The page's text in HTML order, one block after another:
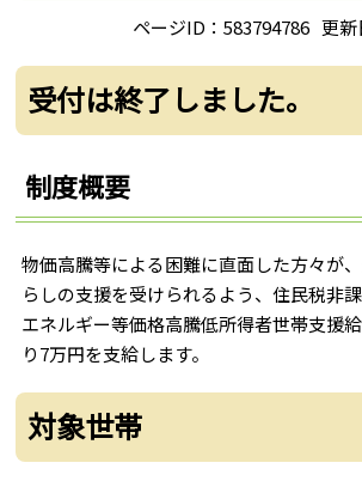
ページID：583794786 更新
受付は終了しました。
制度概要
物価高騰等による困難に直面した方々が
らしの支援を受けられるよう、住民税非課
エネルギー等価格高騰低所得者世帯支援
り7万円を支給します。
対象世帯